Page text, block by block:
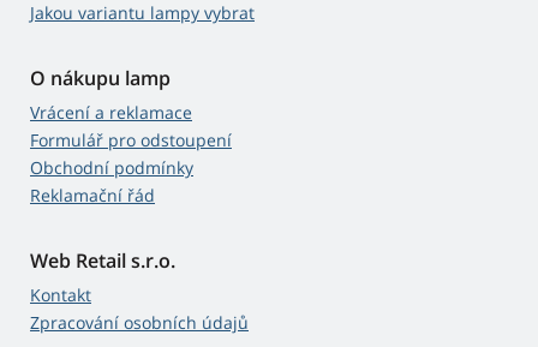
Jakou variantu lampy vybrat
O nákupu lamp
Vrácení a reklamace
Formulář pro odstoupení
Obchodní podmínky
Reklamační řád
Web Retail s.r.o.
Kontakt
Zpracování osobních údajů